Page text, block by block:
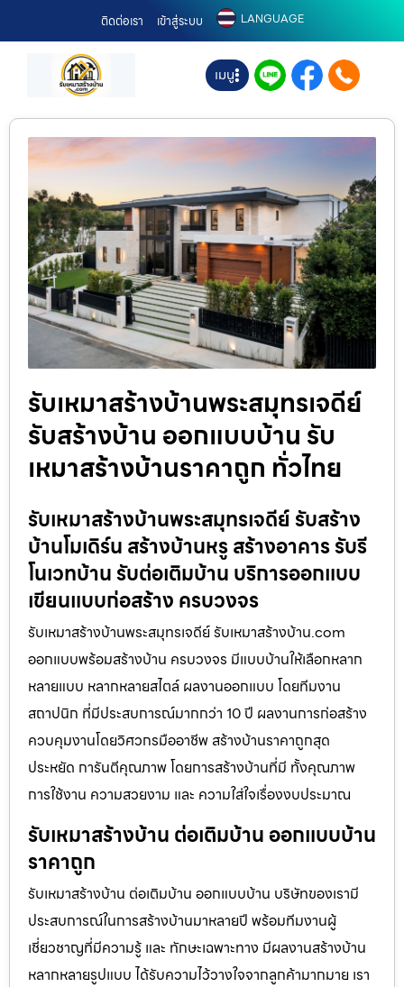
ติดต่อเรา เข้าสู่ระบบ LANGUAGE
เมนู
รับเหมาสร้างบ้านพระสมุทรเจดีย์
รับสร้างบ้าน ออกแบบบ้าน รับ
เหมาสร้างบ้านราคาถูก ทั่วไทย
รับเหมาสร้างบ้านพระสมุทรเจดีย์ รับสร้าง
บ้านโมเดิร์น สร้างบ้านหรู สร้างอาคาร รับรี
โนเวทบ้าน รับต่อเติมบ้าน บริการออกแบบ
เขียนแบบก่อสร้าง ครบวงจร
รับเหมาสร้างบ้านพระสมุทรเจดีย์ รับเหมาสร้างบ้าน.com
ออกแบบพร้อมสร้างบ้าน ครบวงจร มีแบบบ้านให้เลือกหลาก
หลายแบบ หลากหลายสไตล์ ผลงานออกแบบ โดยทีมงาน
สถาปนิก ที่มีประสบการณ์มากกว่า 10 ปี ผลงานการก่อสร้าง
ควบคุมงานโดยวิศวกรมืออาชีพ สร้างบ้านราคาถูกสุด
ประหยัด การันตีคุณภาพ โดยการสร้างบ้านที่มี ทั้งคุณภาพ
การใช้งาน ความสวยงาม และ ความใส่ใจเรื่องงบประมาณ
รับเหมาสร้างบ้าน ต่อเติมบ้าน ออกแบบบ้าน
ราคาถูก
รับเหมาสร้างบ้าน ต่อเติมบ้าน ออกแบบบ้าน บริษัทของเรามี
ประสบการณ์ในการสร้างบ้านมาหลายปี พร้อมทีมงานผู้
เชี่ยวชาญที่มีความรู้ และ ทักษะเฉพาะทาง มีผลงานสร้างบ้าน
หลากหลายรูปแบบ ได้รับความไว้วางใจจากลูกค้ามากมาย เรา